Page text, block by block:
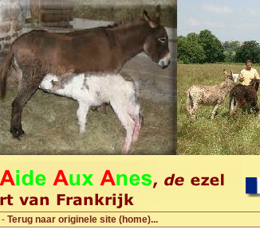
- Terug naar originele site (home)...